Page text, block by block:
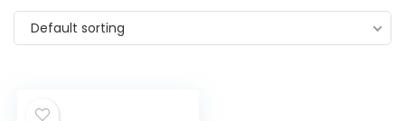
Default sorting